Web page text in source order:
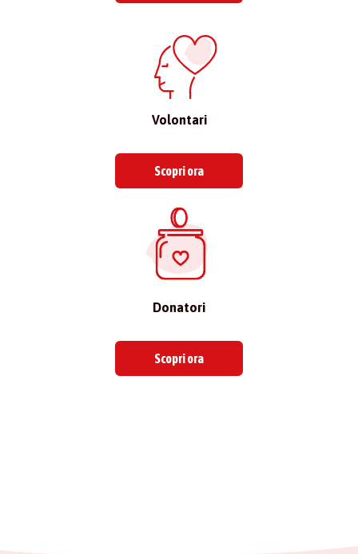
Volontari
Scopri ora
Donatori
Scopri ora